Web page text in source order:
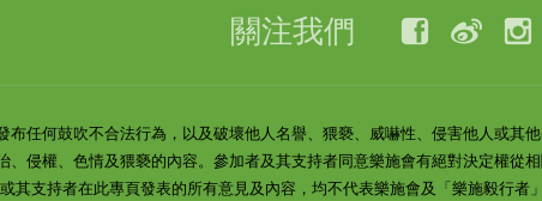
關注我們
任何鼓吹不合法行為，以及破壞他人名譽、猥褻、威嚇性、侵害他人或其
、侵權、色情及猥褻的內容。參加者及其支持者同意樂施會有絕對決定權從
其支持者在此專頁發表的所有意見及內容，均不代表樂施會及「樂施毅行者